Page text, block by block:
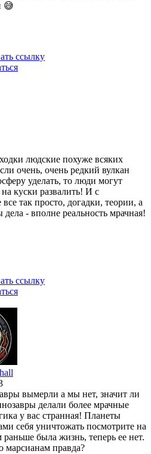
😅
ссылку
людские похуже всяких
очень, очень редкий вулкан
уделать, то люди могут
куски развалить! И с
так просто, догадки, теории, а
- вполне реальность мрачная!
ссылку
вымерли а мы нет, значит ли
делали более мрачные
у вас странная! Планеты
себя уничтожать посмотрите на
раньше была жизнь, теперь ее нет.
марсианам правда?